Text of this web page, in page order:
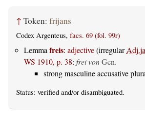
↑ Token: frijans
Codex Argenteus, facs. 69 (fol. 99r)
Lemma freis: adjective(irregularAdj.ja
WS 1910, p. 38: frei vonGen.
strong masculine accusative
Status: verified and/or disambiguated.